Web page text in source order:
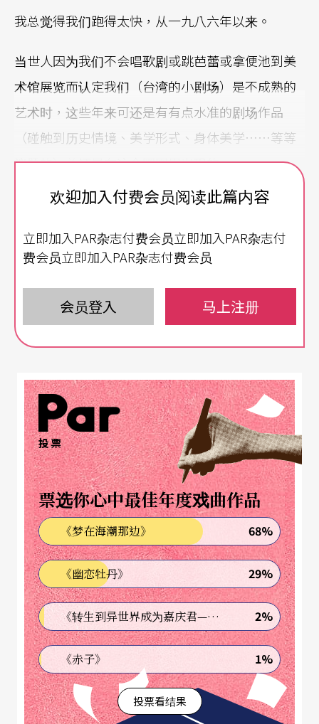
我总觉得我们跑得太快，从一九八六年以来。
当世人因为我们不会唱歌剧或跳芭蕾或拿便池到美
术馆展览而认定我们（台湾的小剧场）是不成熟的
艺术时，这些年来可还是有有点水准的剧场作品
（碰触到历史情境、美学形式、身体美学……等等
议题的）总还是在这个圈圈里出现的。
当靑年们全力以本土的议题冲撞出一条当前台湾剧
场主体的大路，远远抛弃了那些食古不化的乌龟
时，我真的觉得台湾终于有不同于上一代价値观的
作为一种靑年文化的实践
然，我们仍然必须知道小剧场的不稳定性。但是，
我们仍然喜好在这种靑年勇于碰撞、相聚的氛围中
发现一些大胆的尝试。例如，不同艺术媒体之间的
相互学习渗透。
〝Sampling〞，取样。新世代的混音艺术家的绝
活，以大众熟知的素材回收利用（猪头皮的作品中
处处可见），重组既存的语言、声音符号，创造新
的「上下文」（阅读关系）脉络，开发主动聆听，
背反传统音乐所尝试催眠的某种旋律（副歌？）的
驯良过程（激情文字化、曲调化、制式化？），叫
出被驯化的情感记忆，挣脱、重组，对抗宰制。
或许，也有人认为这是一种资讯时代的新兴夺权艺
术，（谁曰夺权不宜？剧场导演可是从剧场明星演
欢迎加入付费会员阅读此篇内容
立即加入PAR杂志付费会员立即加入PAR杂志付
费会员立即加入PAR杂志付费会员
会员登入 马上注册
投票
票选你心中最佳年度戏曲作品
《梦在海潮那边》 68%
《幽恋牡丹》 29%
《转生到异世界成为嘉庆君—发现我的祖先是诈骗集团!?》 2%
《赤子》 1%
投票看结果